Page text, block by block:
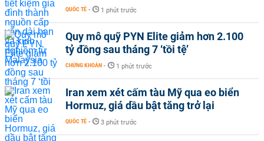
QUỐC TẾ - 1 phút trước
Quy mô quỹ PYN Elite giảm hơn 2.100
tỷ đồng sau tháng 7 ‘tồi tệ’
CHỨNG KHOÁN - 1 phút trước
Iran xem xét cấm tàu Mỹ qua eo biển
Hormuz, giá dầu bật tăng trở lại
QUỐC TẾ - 3 phút trước